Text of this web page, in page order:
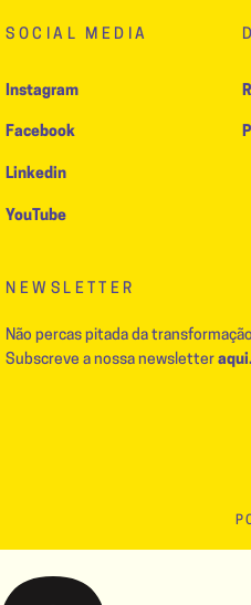
SOCIAL MEDIA
Instagram
Facebook
Linkedin
YouTube
NEWSLETTER
Não percas pitada da
Subscreve a nossa newsletteraqui.